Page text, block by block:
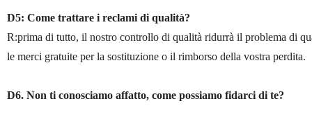
D5: Come trattare i reclami di qualità?
R:prima di tutto, il nostro controllo di qualità ridurrà il problema di
le merci gratuite per la sostituzione o il rimborso della vostra perdita.
D6. Non ti conosciamo affatto, come possiamo fidarci di te?